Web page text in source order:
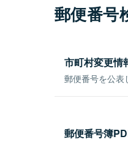
郵便番号
市町村変更情
郵便番号を公表
郵便番号簿